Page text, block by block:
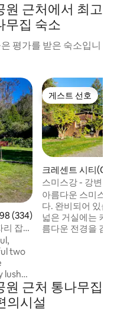
원 근처에서 최고
무집 숙소
평가를 받은 숙소입니
4.98점(5점 만점), 후기 334
(334)
잡고
two
lush
게스트 선호
게스트 선호
크레센트 시티
의 통나무집
스미스강 - 강변 휴
아름다운 스미스
다. 완비되어 있습
넓은 거실에는 커
름다운 전경을 감
그인 정보를 가져옵니다.) * 강
접근할 수 없지만
진 곳에 접근할 수
근처 통나무집
의시설